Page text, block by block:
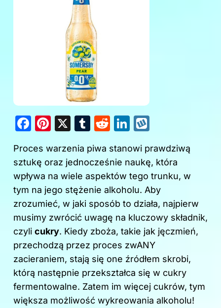
F
c
e
b
o
o
k
Pi
er
e
st
X
T
m
bl
r
R
d
di
t
Li
k
e
dI
n
k
o
p
Proces warzenia piwa stanowi prawdziwą
sztukę oraz jednocześnie naukę, która
wpływa na wiele aspektów tego trunku, w
tym na jego stężenie alkoholu. Aby
zrozumieć, w jaki sposób to działa, najpierw
musimy zwrócić uwagę na kluczowy składnik,
czyli cukry. Kiedy zboża, takie jak jęczmień,
przechodzą przez proces zwANY
zacieraniem, stają się one źródłem skrobi,
którą następnie przekształca się w cukry
fermentowalne. Zatem im więcej cukrów, tym
większa możliwość wykreowania alkoholu!